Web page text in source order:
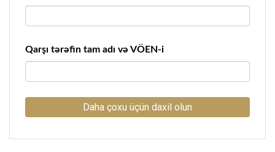
Qarşı tərəfin tam adı və VÖEN-i
Daha çoxu üçün daxil olun